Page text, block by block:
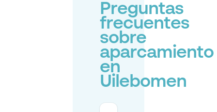
Preguntas
frecuentes
sobre
aparcamiento
en
Uilebomen